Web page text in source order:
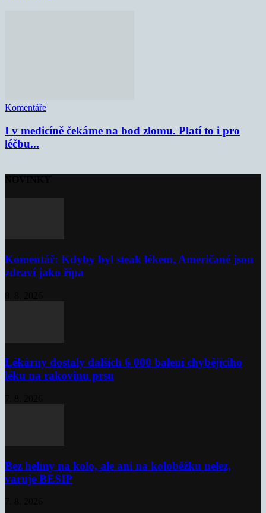
Komentáře
I v medicíně čekáme na bod zlomu. Platí to i pro
léčbu...
Komentář: Kdyby byl steak lékem, Američané jsou
zdraví jako řípa
Lékárny dostaly dalších 6 000 balení chybějícího
léku na rakovinu prsu
Bez helmy na kolo, ale ani na koloběžku nelez,
varuje BESIP